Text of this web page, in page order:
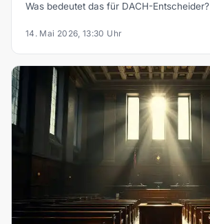
Was bedeutet das für DACH-Entscheider?
14. Mai 2026, 13:30 Uhr